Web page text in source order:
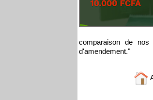
comparaison de
d'amendement."